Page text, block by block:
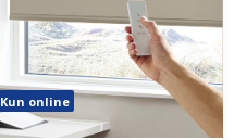
Kun online